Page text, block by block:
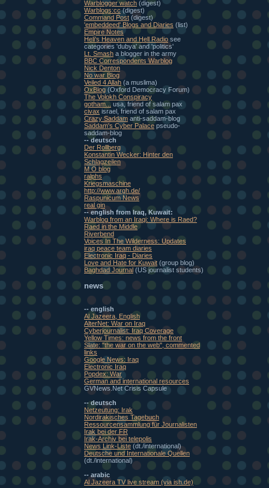
Warblogger watch (digest)
Warblogs:cc (digest)
Command Post (digest)
'embeddeed' Blogs and Diaries (list)
Empire Notes
Heli's Heaven and Hell Radio see
categories 'dubya' and 'politics'
Lt. Smash a blogger in the army
BBC Correspondents Warblog
Nick Denton
No war Blog
Veiled 4 Allah (a muslima)
OxBlog (Oxford Democracy Forum)
The Volokh Conspiracy
gotham...
usa, friend of salam pax
civax israel, friend of salam pax
Crazy Saddam anti-saddam-blog
Saddam's Cyber Palace pseudo-
saddam-blog
-- deutsch
Der Rollberg
Konstantin Wecker: Hinter den
Schlagzeilen
M O blog
ralphs
Kriegsmaschine
http://www.argh.de/
Raspunicum News
real gin
-- english from Iraq, Kuwait:
Warblog from an Iraqi: Where is Raed?
Raed in the Middle
Riverbend
Voices In The Wilderness: Updates
iraq peace team diaries
Electronic Iraq - Diaries
Love and Hate for Kuwait (group blog)
Baghdad Journal (US journalist students)
news
-- english
Al Jazeera, English
AlterNet: War on Iraq
Cyberjournalist: Iraq Coverage
Yellow Times: news from the front
Slate: "the war on the web", commented
links
Google News: Iraq
Electronic Iraq
Popdex: War
German and international resources
GVNews.Net Crisis Capsule
-- deutsch
Netzeutung: Irak
Nordirakisches Tagebuch
Ressourcensammlung für Journalisten
Irak bei der FR
Irak-Archiv bei telepolis
News Link-Liste (dt./international)
Deutsche und Internationale Quellen
(dt./international)
-- arabic
Al Jazeera TV live stream (via ish.de)